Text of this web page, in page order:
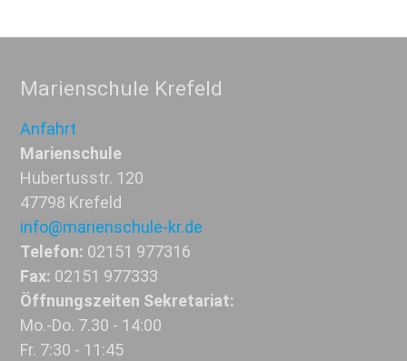
Marienschule Krefeld
Anfahrt
Marienschule
Hubertusstr. 120
47798 Krefeld
info@marienschule-kr.de
Telefon: 02151 977316
Fax: 02151 977333
Öffnungszeiten Sekretariat:
Mo.-Do. 7.30 - 14:00
Fr. 7:30 - 11:45